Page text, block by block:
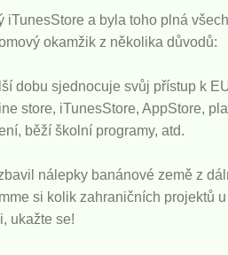
iTunesStore a byla toho plná
okamžik z několika důvodů:
dobu sjednocuje svůj přístup k
store, iTunesStore, AppStore,
běží školní programy, atd.
nálepky banánové země z
si kolik zahraničních projektů
ukažte se!